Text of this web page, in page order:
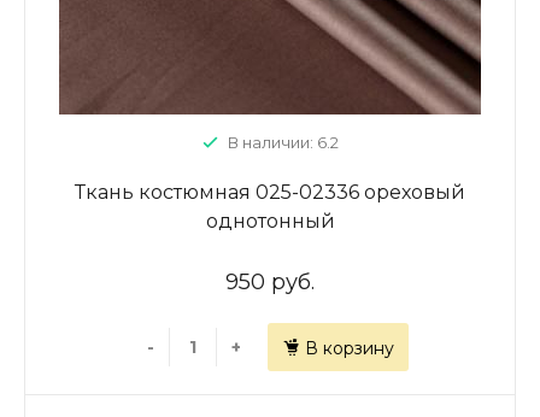
В наличии: 6.2
Ткань костюмная 025-02336 ореховый
однотонный
950 руб.
- + В корзину